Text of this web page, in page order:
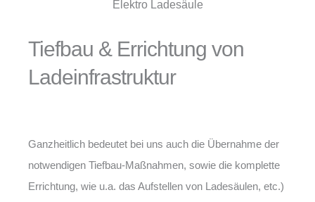
Tiefbau & Errichtung von
Ladeinfrastruktur
Ganzheitlich bedeutet bei uns auch die Übernahme der
notwendigen Tiefbau-Maßnahmen, sowie die komplette
Errichtung, wie u.a. das Aufstellen von Ladesäulen, etc.)